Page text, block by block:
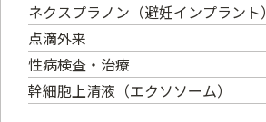
ネクスプラノン（避妊インプラント）
点滴外来
性病検査・治療
幹細胞上清液（エクソソーム）